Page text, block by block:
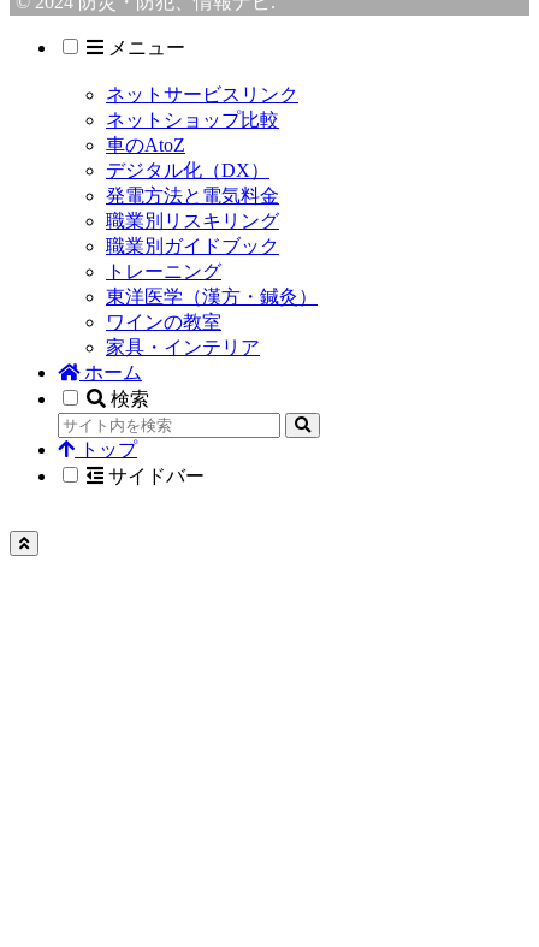
メニュー
ネットサービスリンク
ネットショップ比較
車のAtoZ
デジタル化（DX）
発電方法と電気料金
職業別リスキリング
職業別ガイドブック
トレーニング
東洋医学（漢方・鍼灸）
ワインの教室
家具・インテリア
ホーム
検索
トップ
サイドバー